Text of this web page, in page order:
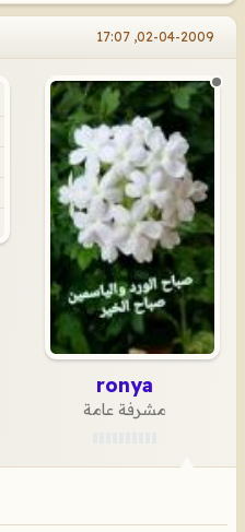
02-04-2009, 17:07
ronya
مشرفة عامة